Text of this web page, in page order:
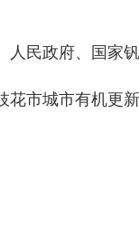
人民政府、国家
市城市有机更新